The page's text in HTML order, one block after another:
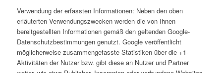
Verwendung der erfassten Informationen: Neben den oben
erläuterten Verwendungszwecken werden die von Ihnen
bereitgestellten Informationen gemäß den geltenden Google-
Datenschutzbestimmungen genutzt. Google veröffentlicht
möglicherweise zusammengefasste Statistiken über die +1-
Aktivitäten der Nutzer bzw. gibt diese an Nutzer und Partner